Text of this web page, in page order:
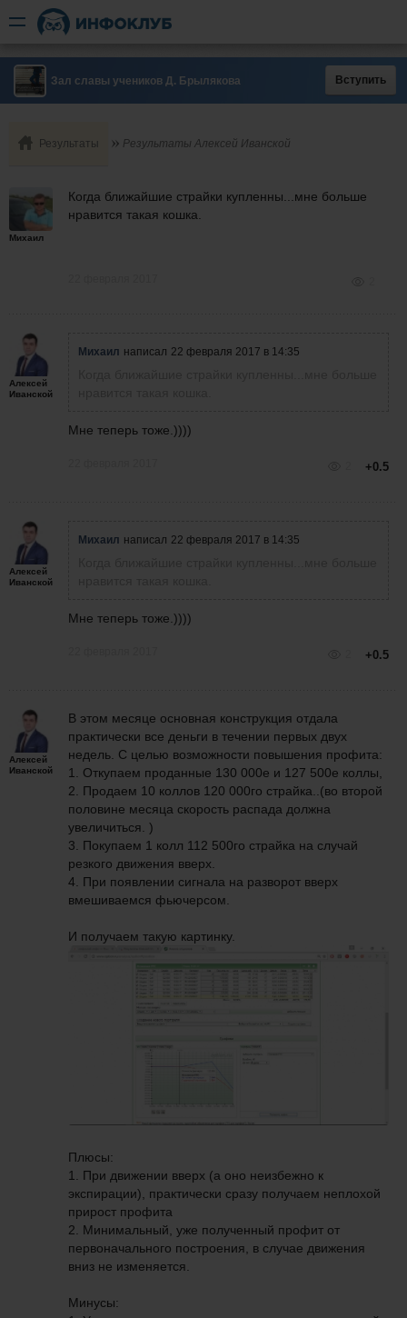
Зал славы учеников Д. Брылякова Вступить
Результаты Результаты Алексей Иванской
Михаил
Когда ближайшие страйки купленны...мне больше
нравится такая кошка.
Алексей
Иванской
Михаил написал 22 февраля 2017 в 14:35
Мне теперь тоже.))))
+0.5
Алексей
Иванской
Михаил написал 22 февраля 2017 в 14:35
Мне теперь тоже.))))
+0.5
Алексей
Иванской
В этом месяце основная конструкция отдала
практически все деньги в течении первых двух
недель. С целью возможности повышения профита:
1. Откупаем проданные 130 000е и 127 500е коллы,
2. Продаем 10 коллов 120 000го страйка..(во второй
половине месяца скорость распада должна
увеличиться. )
3. Покупаем 1 колл 112 500го страйка на случай
резкого движения вверх.
4. При появлении сигнала на разворот вверх
вмешиваемся фьючерсом.
И получаем такую картинку.
Плюсы:
1. При движении вверх (а оно неизбежно к
экспирации), практически сразу получаем неплохой
прирост профита
2. Минимальный, уже полученный профит от
первоначального построения, в случае движения
вниз не изменяется.
Минусы: